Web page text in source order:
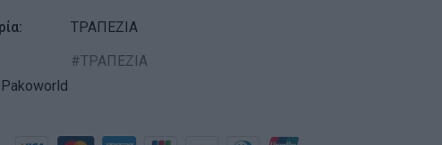
ΤΡΑΠΕΖΙΑ
ΤΡΑΠΕΖΙΑ
Pakoworld